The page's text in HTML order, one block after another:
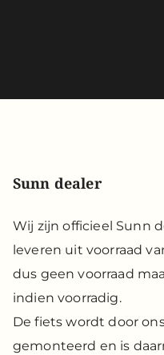
Sunn dealer
Wij zijn officieel Sunn
leveren uit voorraad
dus geen voorraad
indien voorradig.
De fiets wordt door
gemonteerd en is